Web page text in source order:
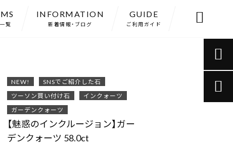
覧
INFORMATION
新着情報・ブログ
GUIDE
ご利用ガイド 
NEW!
SNSでご紹介した石
ツーソン買い付け石
インクォーツ
ガーデンクォーツ
【魅惑のインクルージョン】ガー
デンクォーツ 58.0ct

